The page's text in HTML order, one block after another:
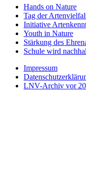
Hands on Nature
Tag der
Initiative
Youth in Nature
Stärkung des
Schule wird
Impressum
LNV-Archiv vor